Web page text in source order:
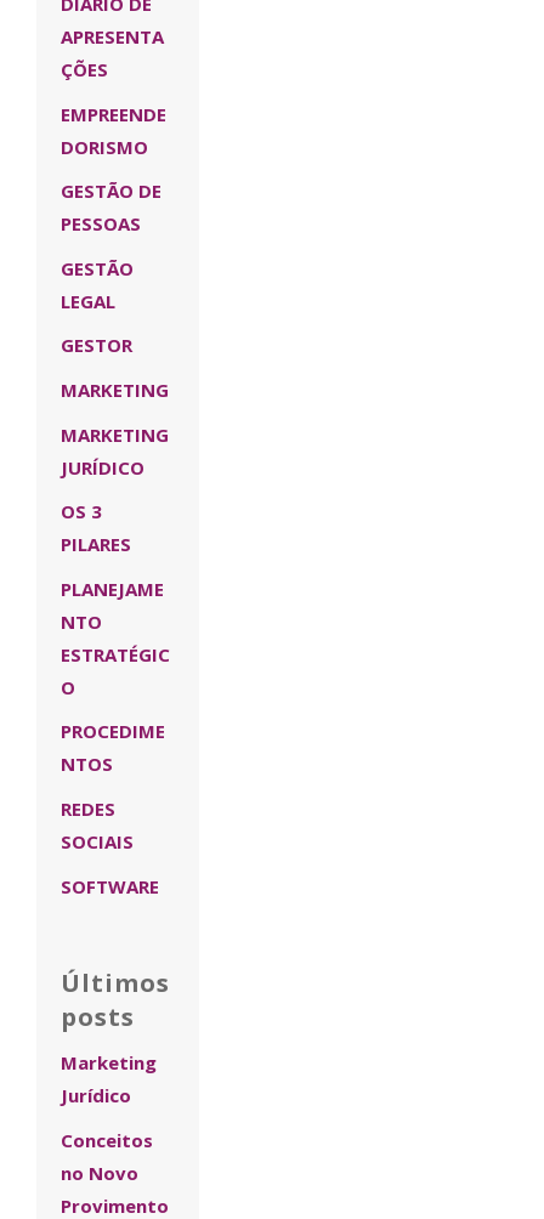
APRESENTA
ÇÕES
EMPREENDE
DORISMO
GESTÃO DE
PESSOAS
GESTÃO
LEGAL
GESTOR
MARKETING
MARKETING
JURÍDICO
OS 3
PILARES
PLANEJAME
NTO
ESTRATÉGIC
O
PROCEDIME
NTOS
REDES
SOCIAIS
SOFTWARE
Últimos
posts
Marketing
Jurídico
Conceitos
no Novo
Provimento